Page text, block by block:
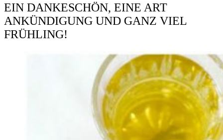
EIN DANKESCHÖN, EINE ART
ANKÜNDIGUNG UND GANZ VIEL
FRÜHLING!